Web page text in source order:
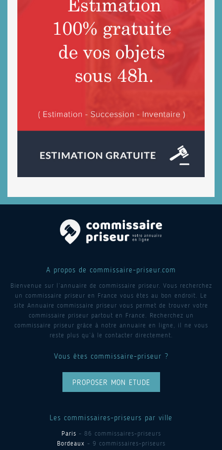
A propos de commissaire-priseur.com
Bienvenue sur l’annuaire de commissaire priseur. Vous recherchez
un commissaire priseur en France vous êtes au bon endroit. Le
site Annuaire commissaire priseur vous permet de trouver votre
commissaire priseur partout en France. Recherchez un
commissaire priseur grâce à notre annuaire en ligne, il ne vous
reste plus qu’à le contacter directement.
Vous êtes commissaire-priseur ?
PROPOSER MON ETUDE
Les commissaires-priseurs par ville
Paris - 86 commissaires-priseurs
Bordeaux - 9 commissaires-priseurs